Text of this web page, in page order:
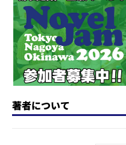
o
n
y o
o
k
s
著者について